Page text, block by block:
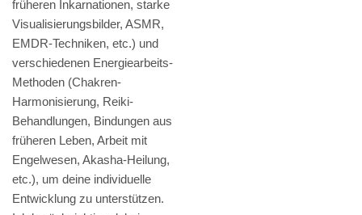
früheren Inkarnationen, starke
Visualisierungsbilder, ASMR,
EMDR-Techniken, etc.) und
verschiedenen Energiearbeits-
Methoden (Chakren-
Harmonisierung, Reiki-
Behandlungen, Bindungen aus
früheren Leben, Arbeit mit
Engelwesen, Akasha-Heilung,
etc.), um deine individuelle
Entwicklung zu unterstützen.